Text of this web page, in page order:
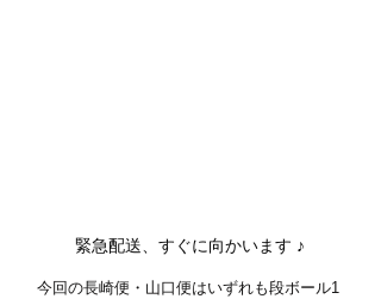
緊急配送、すぐに向かいます ♪
今回の長崎便・山口便はいずれも段ボール1